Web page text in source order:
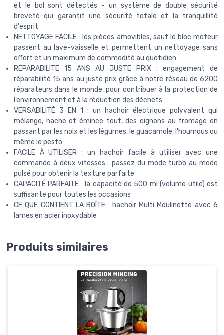
et le bol sont détectés - un système de double sécurité
breveté qui garantit une sécurité totale et la tranquillité
d'esprit
NETTOYAGE FACILE : les pièces amovibles, sauf le bloc moteur
passent au lave-vaisselle et permettent un nettoyage sans
effort et un maximum de commodité au quotidien
REPARABILITE 15 ANS AU JUSTE PRIX : engagement de
réparabilité 15 ans au juste prix grâce à notre réseau de 6200
réparateurs dans le monde, pour contribuer à la protection de
l’environnement et à la réduction des déchets
VERSABILITÉ 3 EN 1 : un hachoir électrique polyvalent qui
mélange, hache et émince tout, des oignons au fromage en
passant par les noix et les légumes, le guacamole, l'houmous ou
même le pesto
FACILE À UTILISER : un hachoir facile à utiliser avec une
commande à deux vitesses : passez du mode turbo au mode
pulsé pour obtenir la texture parfaite
CAPACITÉ PARFAITE : la capacité de 500 ml (volume utile) est
suffisante pour toutes les occasions
CE QUE CONTIENT LA BOÎTE : hachoir Multi Moulinette avec 6
lames en acier inoxydable
Produits similaires